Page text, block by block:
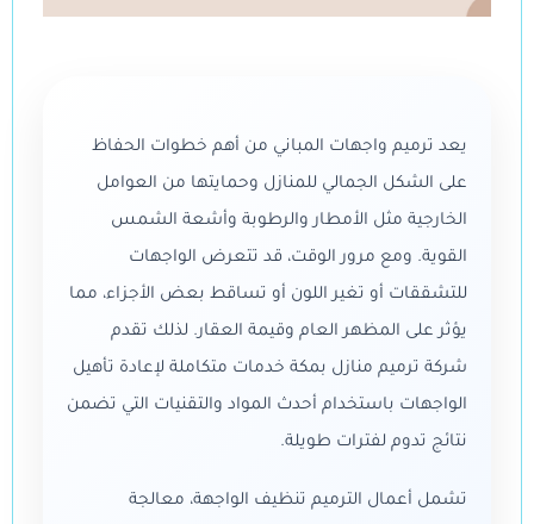
يعد ترميم واجهات المباني من أهم خطوات الحفاظ
على الشكل الجمالي للمنازل وحمايتها من العوامل
الخارجية مثل الأمطار والرطوبة وأشعة الشمس
القوية. ومع مرور الوقت، قد تتعرض الواجهات
للتشققات أو تغير اللون أو تساقط بعض الأجزاء، مما
يؤثر على المظهر العام وقيمة العقار. لذلك تقدم
شركة ترميم منازل بمكة خدمات متكاملة لإعادة تأهيل
الواجهات باستخدام أحدث المواد والتقنيات التي تضمن
نتائج تدوم لفترات طويلة.
تشمل أعمال الترميم تنظيف الواجهة، معالجة